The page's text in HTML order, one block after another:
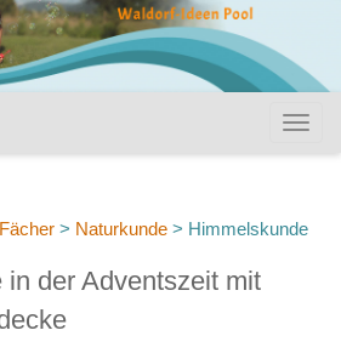
Fächer > Naturkunde > Himmelskunde
in der Adventszeit mit